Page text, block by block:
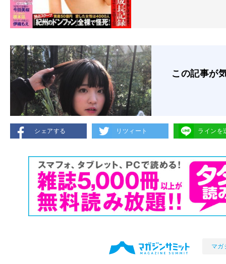
この記事が
シェアする リツィート ラインを
マガ